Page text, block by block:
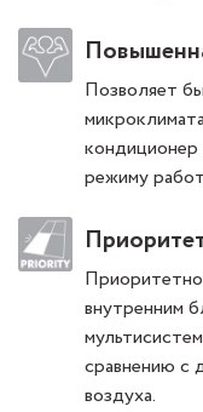
Позволяет
кондиционер
режиму
внутренним
сравнению с
воздуха.